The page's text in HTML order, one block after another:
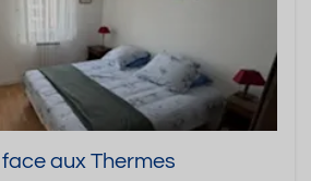
aux Thermes